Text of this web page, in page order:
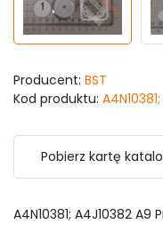
Producent: BST
Kod produktu:
Pobierz kartę
A4N10381; A4J10382 A9